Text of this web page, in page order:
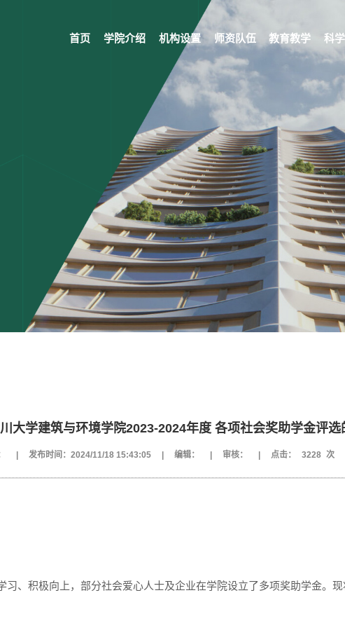
首页 学院介绍 机构设置 师资队伍 教育教学 科
大学建筑与环境学院2023-2024年度 各项社会奖助学金评选
发布时间：2024/11/18 15:43:05 编辑： 审核： 点击： 3228 次
、积极向上， 部分社会爱心人士及企业在学院设立了多项奖助学金。 现